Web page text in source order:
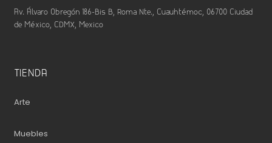
Av. Álvaro Obregón 186-Bis B, Roma Nte., Cuauhtémoc, 06700 Ciudad
de México, CDMX, Mexico
TIENDA
Arte
Muebles